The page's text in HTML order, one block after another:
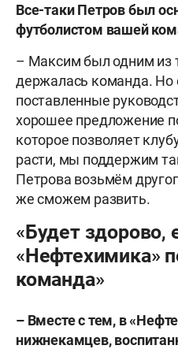
Все-таки Петров был
футболистом вашей
– Максим был одним из
держалась команда. Но
поставленные
хорошее предложение
которое позволяет
расти, мы поддержим
Петрова возьмём
же сможем развить.
«Будет здорово,
«Нефтехимика»
команда»
– Вместе с тем, в
нижнекамцев,